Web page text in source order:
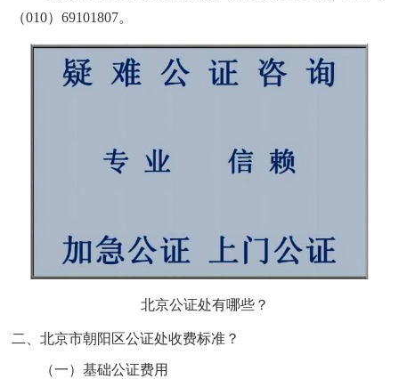
（010）69101807。
北京公证处有哪些？
二、北京市朝阳区公证处收费标准 ？
（一）基础公证费用